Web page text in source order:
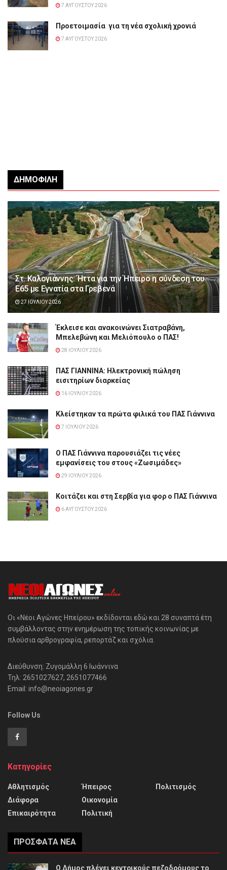
7 ΑΥΓΟΎΣΤΟΥ 2026
Προετοιμασία για τη νέα σχολική χρονιά
7 ΑΥΓΟΎΣΤΟΥ 2026
ΔΗΜΟΦΙΛΉ
Στ. Καλογιάννης: Ήττα για την Ήπειρο η σύνδεση του
Ε65 με Εγνατία στα Γρεβενά
27 ΙΟΥΛΊΟΥ 2026
Έκλεισε και ανακοινώνει Σιατραβάνη,
Μπελεβώνη και Μελιόπουλο ο ΠΑΣ!
28 ΙΟΥΛΊΟΥ 2026
ΠΑΣ ΓΙΑΝΝΙΝΑ: Hλεκτρονική πώληση
εισιτηρίων διαρκείας
16 ΙΟΥΛΊΟΥ 2026
Κλείστηκαν τα πρώτα φιλικά του ΠΑΣ Γιάννινα
7 ΙΟΥΛΊΟΥ 2026
Ο ΠΑΣ Γιάννινα παρουσιάζει τις νέες
εμφανίσεις του στους «Ζωσιμάδες»
29 ΙΟΥΛΊΟΥ 2026
Κοιτάζει και στη Σερβία για φορ ο ΠΑΣ Γιάννινα
6 ΑΥΓΟΎΣΤΟΥ 2026
Οι «Νέοι Αγώνες Ηπείρου» εκδίδονται εδώ και 28 συναπτά έτη
συμβάλλοντας στην ενημέρωση της τοπικής κοινωνίας με
πλούσια αρθρογραφία, ρεπορτάζ και σχόλια.
Διεύθυνση: Ζυγομάλλη 6 Ιωάννινα
Τηλ: 2651027627, 2651077466
Email: info@neoiagones.gr
Follow Us
Κατηγορίες
Αθλητισμός
Διάφορα
Επικαιρότητα
Ήπειρος
Οικονομία
Πολιτική
Πολιτισμός
ΠΡΌΣΦΑΤΑ ΝΈΑ
Ο Δήμος πλένει κεντρικούς πεζοδρόμους το